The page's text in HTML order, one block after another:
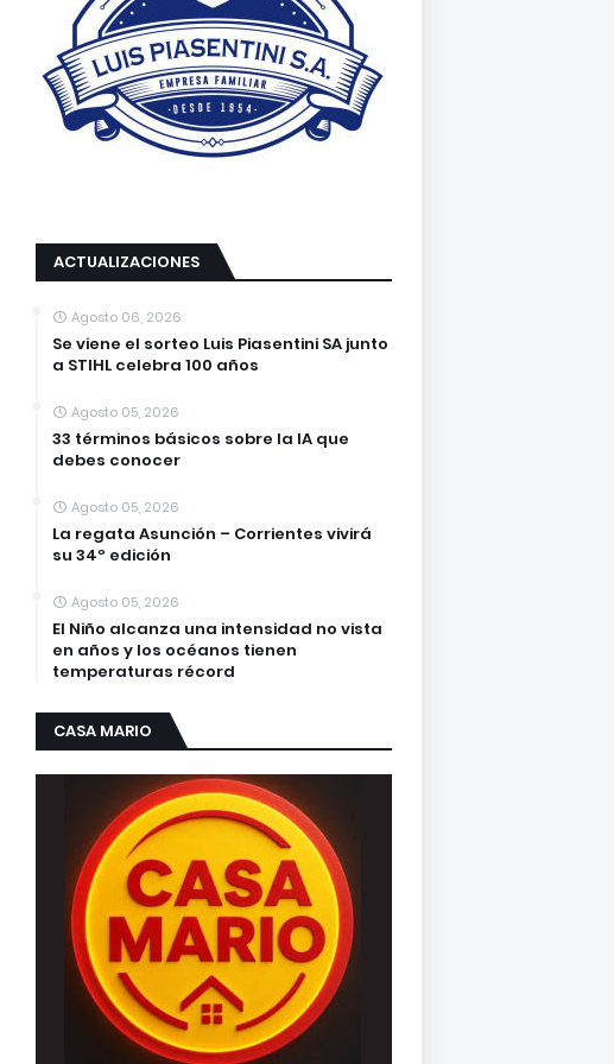
ACTUALIZACIONES
Agosto 06, 2026
Se viene el sorteo Luis Piasentini SA junto
a STIHL celebra 100 años
Agosto 05, 2026
33 términos básicos sobre la IA que
debes conocer
Agosto 05, 2026
La regata Asunción – Corrientes vivirá
su 34º edición
Agosto 05, 2026
El Niño alcanza una intensidad no vista
en años y los océanos tienen
temperaturas récord
CASA MARIO